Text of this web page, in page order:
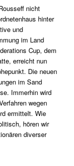
nicht
hinter
und
im Land
Cup, dem
erreicht nun
Die neuen
im Sand
Immerhin wird
wegen
ermittelt. Wie
hören wir
diverser